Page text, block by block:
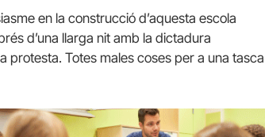
en la construcció d’aquesta escola
d’una llarga nit amb la dictadura
protesta. Totes males coses per a una tasca